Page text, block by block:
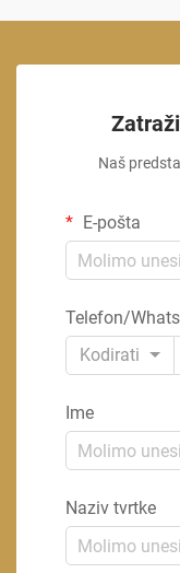
Naš
E-pošta
Telefon/
Kodirati
Ime
Naziv tvrtke